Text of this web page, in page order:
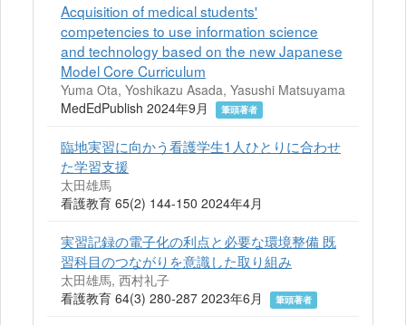
Acquisition of medical students'
competencies to use information science
and technology based on the new Japanese
Model Core Curriculum
Yuma Ota, Yoshikazu Asada, Yasushi Matsuyama
MedEdPublish 2024年9月
筆頭著者
臨地実習に向かう看護学生1人ひとりに合わせ
た学習支援
太田雄馬
看護教育 65(2) 144-150 2024年4月
実習記録の電子化の利点と必要な環境整備 既
習科目のつながりを意識した取り組み
太田雄馬, 西村礼子
看護教育 64(3) 280-287 2023年6月
筆頭著者